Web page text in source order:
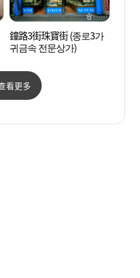
鐘路3街珠寶街 (종로3가
귀금속 전문상가)
看更多